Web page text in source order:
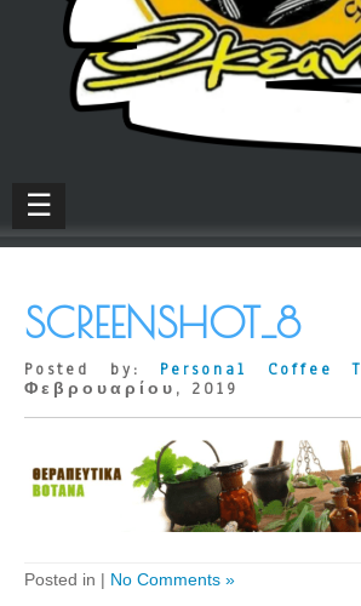
☰
SCREENSHOT_8
Posted by: Personal Coffee
Φεβρουαρίου, 2019
Posted in | No Comments »